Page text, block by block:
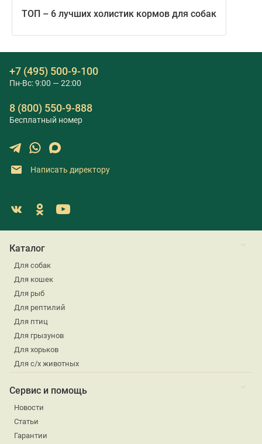
ТОП – 6 лучших холистик кормов для собак
+7 (495) 500-9-100
Пн-Вс: 9:00 — 22:00
8 (800) 550-9-888
Бесплатный номер
Написать директору
Каталог
Для собак
Для кошек
Для рыб
Для рептилий
Для птиц
Для грызунов
Для хорьков
Для с/х животных
Сервис и помощь
Новости
Статьи
Гарантии